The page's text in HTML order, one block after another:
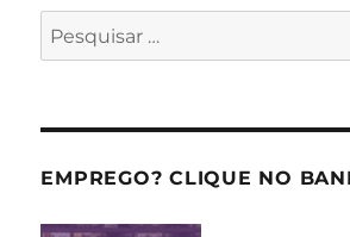
Pesquisar
por:
EMPREGO? CLIQUE NO